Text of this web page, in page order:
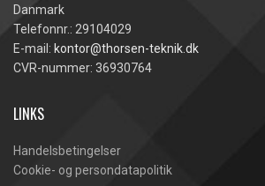
Danmark
Telefonnr.: 29104029
E-mail: kontor@thorsen-teknik.dk
CVR-nummer: 36930764
LINKS
Handelsbetingelser
Cookie- og persondatapolitik